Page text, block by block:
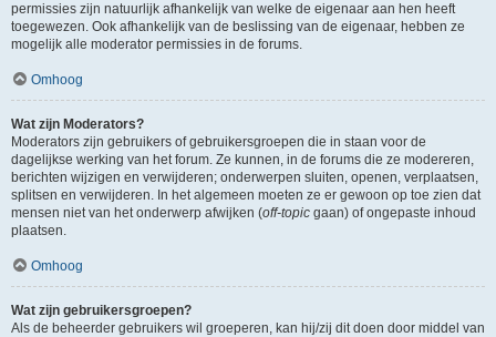
permissies zijn natuurlijk afhankelijk van welke de eigenaar aan hen heeft
toegewezen. Ook afhankelijk van de beslissing van de eigenaar, hebben ze
mogelijk alle moderator permissies in de forums.
Omhoog
Wat zijn Moderators?
Moderators zijn gebruikers of gebruikersgroepen die in staan voor de
dagelijkse werking van het forum. Ze kunnen, in de forums die ze modereren,
berichten wijzigen en verwijderen; onderwerpen sluiten, openen, verplaatsen,
splitsen en verwijderen. In het algemeen moeten ze er gewoon op toe zien dat
mensen niet van het onderwerp afwijken (off-topic gaan) of ongepaste inhoud
plaatsen.
Omhoog
Wat zijn gebruikersgroepen?
Als de beheerder gebruikers wil groeperen, kan hij/zij dit doen door middel van